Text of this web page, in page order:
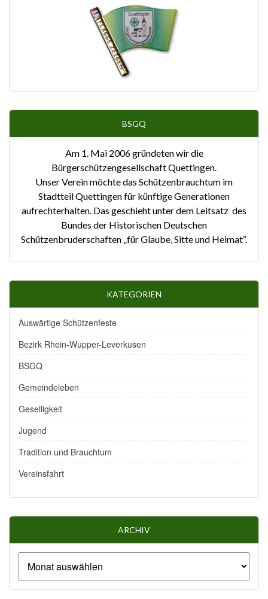
BSGQ
Am 1. Mai 2006 gründeten wir die
Bürgerschützengesellschaft Quettingen.
Unser Verein möchte das Schützenbrauchtum im
Stadtteil Quettingen für künftige Generationen
aufrechterhalten. Das geschieht unter dem Leitsatz des
Bundes der Historischen Deutschen
Schützenbruderschaften „für Glaube, Sitte und Heimat“.
KATEGORIEN
Auswärtige Schützenfeste
Bezirk Rhein-Wupper-Leverkusen
BSGQ
Gemeindeleben
Geselligkeit
Jugend
Tradition und Brauchtum
Vereinsfahrt
ARCHIV